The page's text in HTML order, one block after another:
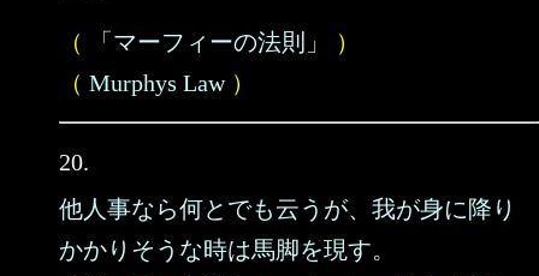
（ 「マーフィーの法則」
）
（ Murphys Law）
20.
他人事なら何とでも云うが、我が身に降り
かかりそうな時は馬脚を現す。